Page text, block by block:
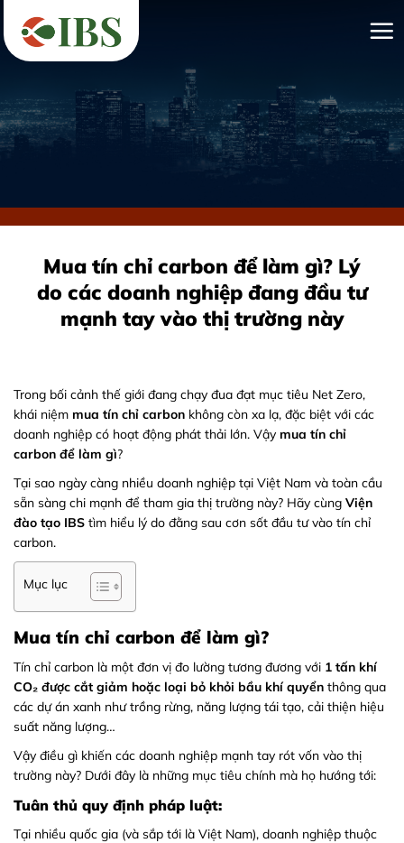
qua
nội
Mua tín chỉ carbon để làm gì? Lý
do các doanh nghiệp đang đầu tư
mạnh tay vào thị trường này
Trong bối cảnh thế giới đang chạy đua đạt mục tiêu Net Zero,
khái niệm mua tín chỉ carbon không còn xa lạ, đặc biệt với các
doanh nghiệp có hoạt động phát thải lớn. Vậy mua tín chỉ
carbon để làm gì?
Tại sao ngày càng nhiều doanh nghiệp tại Việt Nam và toàn cầu
sẵn sàng chi mạnh để tham gia thị trường này? Hãy cùng Viện
đào tạo IBS tìm hiểu lý do đằng sau cơn sốt đầu tư vào tín chỉ
carbon.
Mục lục
Mua tín chỉ carbon để làm gì?
Tín chỉ carbon là một đơn vị đo lường tương đương với 1 tấn khí
CO₂ được cắt giảm hoặc loại bỏ khỏi bầu khí quyển thông qua
các dự án xanh như trồng rừng, năng lượng tái tạo, cải thiện hiệu
suất năng lượng…
Vậy điều gì khiến các doanh nghiệp mạnh tay rót vốn vào thị
trường này? Dưới đây là những mục tiêu chính mà họ hướng tới:
Tuân thủ quy định pháp luật:
Tại nhiều quốc gia (và sắp tới là Việt Nam), doanh nghiệp thuộc